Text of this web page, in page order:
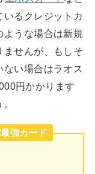
るクレジットカ
うな場合は新規
ませんが、もしそ
い場合はラオス
円かかります
強カード